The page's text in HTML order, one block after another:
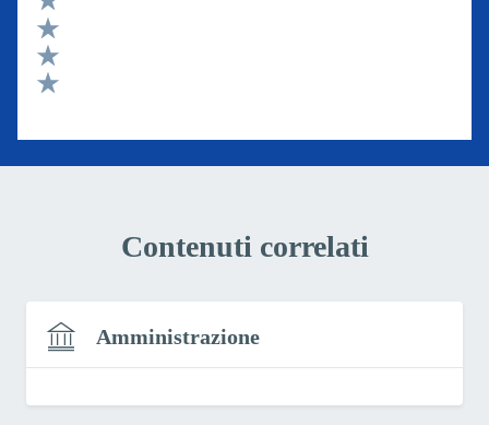
Valuta 4 stelle su 5
Valuta 3 stelle su 5
Valuta 2 stelle su 5
Contenuti correlati
Amministrazione